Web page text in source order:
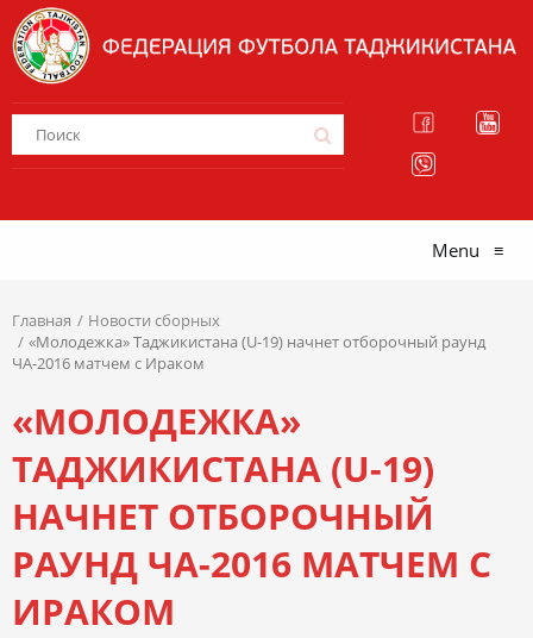
Menu ≡
Главная
Новости сборных
«Молодежка» Таджикистана (U-19) начнет отборочный раунд
ЧА-2016 матчем с Ираком
«МОЛОДЕЖКА»
ТАДЖИКИСТАНА (U-19)
НАЧНЕТ ОТБОРОЧНЫЙ
РАУНД ЧА-2016 МАТЧЕМ С
ИРАКОМ